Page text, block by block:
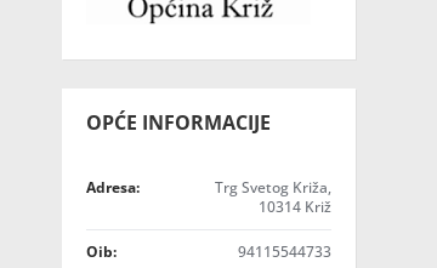
OPĆE INFORMACIJE
Adresa:
Trg Svetog Križa,
10314 Križ
Oib: 94115544733